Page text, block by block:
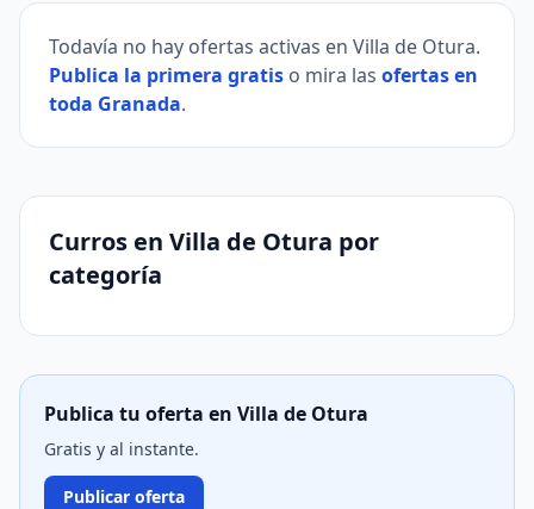
Todavía no hay ofertas activas en Villa de Otura.
Publica la primera gratis o mira las ofertas en
toda Granada.
Curros en Villa de Otura por
categoría
Publica tu oferta en Villa de Otura
Gratis y al instante.
Publicar oferta